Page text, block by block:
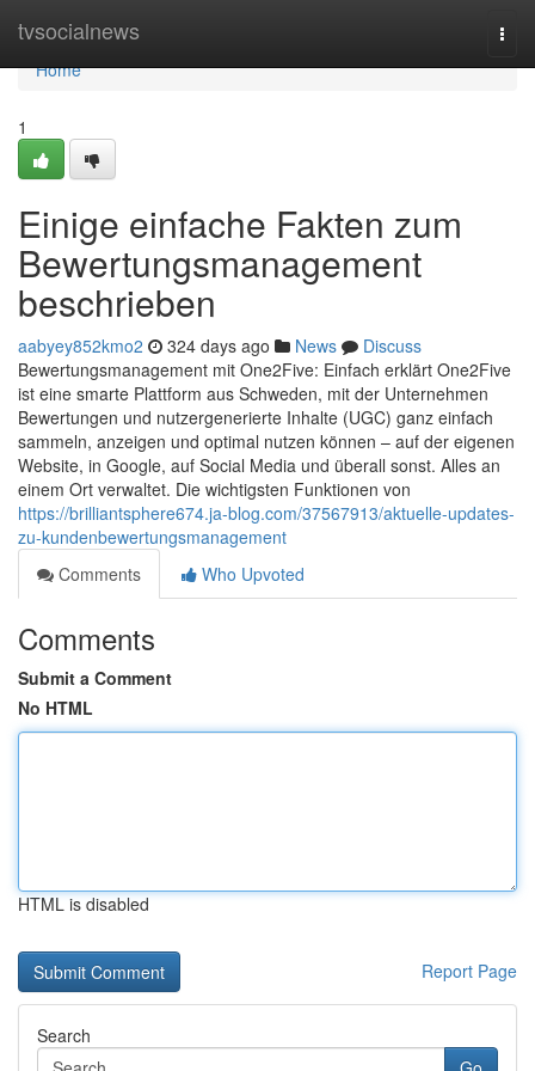
tvsocialnews
Home
Home
1
Einige einfache Fakten zum
Bewertungsmanagement
beschrieben
aabyey852kmo2 324 days ago News
Discuss
Bewertungsmanagement mit One2Five: Einfach erklärt One2Five
ist eine smarte Plattform aus Schweden, mit der Unternehmen
Bewertungen und nutzergenerierte Inhalte (UGC) ganz einfach
sammeln, anzeigen und optimal nutzen können – auf der eigenen
Website, in Google, auf Social Media und überall sonst. Alles an
einem Ort verwaltet. Die wichtigsten Funktionen von
https://brilliantsphere674.ja-blog.com/37567913/aktuelle-updates-
zu-kundenbewertungsmanagement
Comments
Who Upvoted
Comments
Submit a Comment
No HTML
HTML is disabled
Report Page
Search